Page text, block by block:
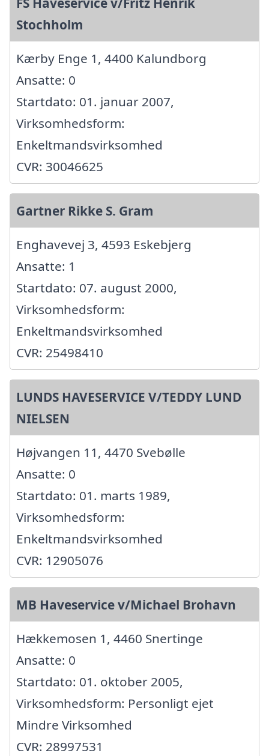
Stochholm
Kærby Enge 1, 4400 Kalundborg
Ansatte: 0
Startdato: 01. januar 2007,
Virksomhedsform:
Enkeltmandsvirksomhed
CVR: 30046625
Gartner Rikke S. Gram
Enghavevej 3, 4593 Eskebjerg
Ansatte: 1
Startdato: 07. august 2000,
Virksomhedsform:
Enkeltmandsvirksomhed
CVR: 25498410
LUNDS HAVESERVICE V/TEDDY LUND
NIELSEN
Højvangen 11, 4470 Svebølle
Ansatte: 0
Startdato: 01. marts 1989,
Virksomhedsform:
Enkeltmandsvirksomhed
CVR: 12905076
MB Haveservice v/Michael Brohavn
Hækkemosen 1, 4460 Snertinge
Ansatte: 0
Startdato: 01. oktober 2005,
Virksomhedsform: Personligt ejet
Mindre Virksomhed
CVR: 28997531